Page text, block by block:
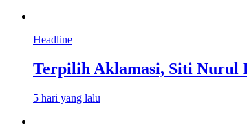
Headline
Terpilih Aklamasi, Siti Nurul
5 hari yang lalu